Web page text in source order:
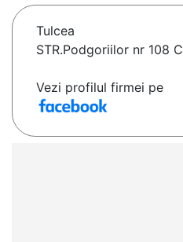
Tulcea
STR.Podgoriilor nr 108 C
Vezi profilul firmei pe